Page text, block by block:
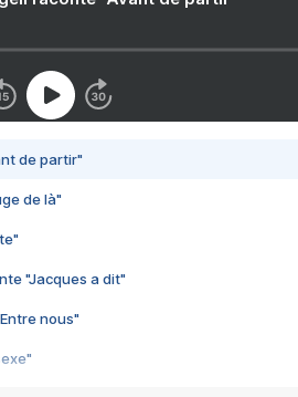
de partir"
de là"
"Jacques a dit"
nous"